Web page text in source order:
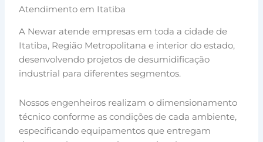
Atendimento em Itatiba
A Newar atende empresas em toda a cidade de
Itatiba, Região Metropolitana e interior do estado,
desenvolvendo projetos de desumidificação
industrial para diferentes segmentos.
Nossos engenheiros realizam o dimensionamento
técnico conforme as condições de cada ambiente,
especificando equipamentos que entregam